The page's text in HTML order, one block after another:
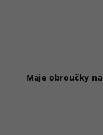
Maje obroučky